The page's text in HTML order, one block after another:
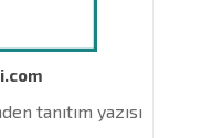
tanıtım yazısı